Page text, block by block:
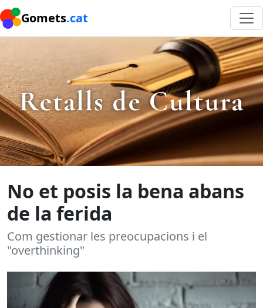
Gomets.cat
Retalls de Cultura
No et posis la bena abans
de la ferida
Com gestionar les preocupacions i el
"overthinking"